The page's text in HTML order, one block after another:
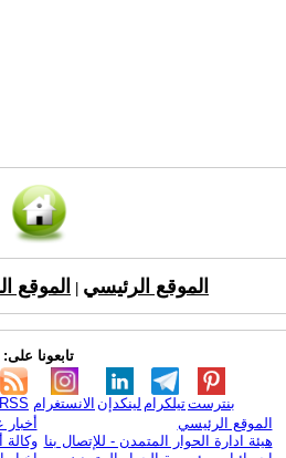
الموقع الرئيسي الموقع
تابعونا على:
RSS الانستغرام لينكدإن تيلكرامبنترست
الموقع الرئيسي
هيئة ادارة الحوار المتمدن - للإتصال بنا
أخبار
وكالة